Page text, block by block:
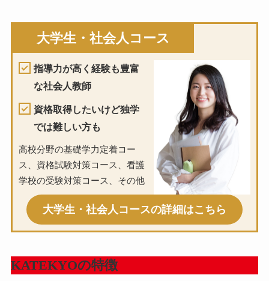
大学生・社会人コース
指導力が高く経験も豊富
な社会人教師
資格取得したいけど独学
では難しい方も
高校分野の基礎学力定着コー
ス、資格試験対策コース、看護
学校の受験対策コース、その他
大学生・社会人コースの詳細はこちら
KATEKYOの特徴